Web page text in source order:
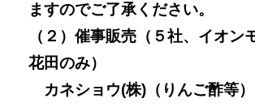
ますのでご了承ください。
（２）催事販売（５社、イオン
花田のみ）
カネショウ(株)（りんご酢等